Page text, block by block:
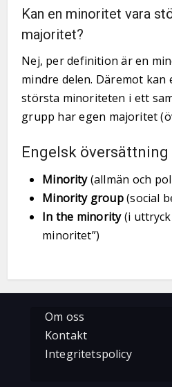
Kan en minoritet vara
majoritet?
Nej, per definition är en
mindre delen. Däremot kan
största minoriteten i ett
grupp har egen majoritet
Engelsk översättning
Minority(allmän och
Minority group(social
In the minority(i uttryck
minoritet”)
Om oss
Kontakt
Integritetspolicy